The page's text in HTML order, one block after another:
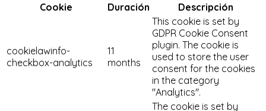
Cookie
Duración Descripción
cookielawinfo-
checkbox-analytics
11
months
This cookie is set by
GDPR Cookie Consent
plugin. The cookie is
used to store the user
consent for the cookies
in the category
"Analytics".
The cookie is set by